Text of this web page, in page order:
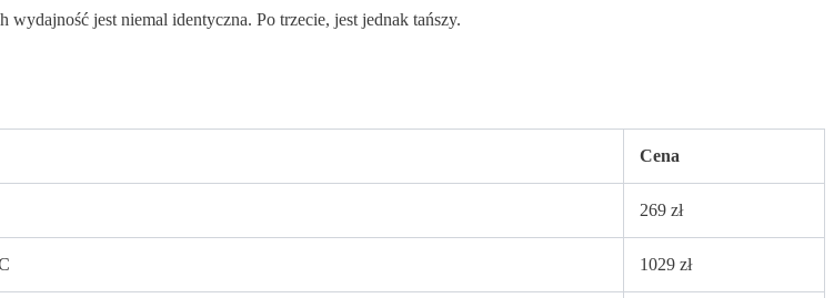
jest niemal identyczna. Po trzecie, jest jednak tańszy.
Cena
269 zł
1029 zł